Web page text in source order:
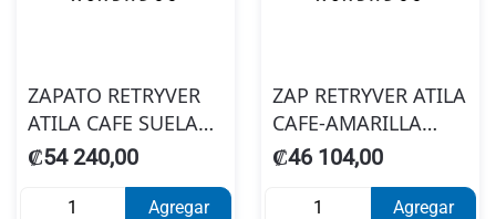
ZAPATO RETRYVER
ATILA CAFE SUELA
AMARILA N41
₡54 240,00
Agregar
ZAP RETRYVER ATILA
CAFE-AMARILLA
N.42 #1011317150
₡46 104,00
Agregar